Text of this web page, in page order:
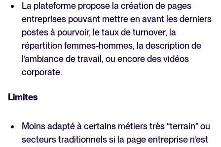
La plateforme propose la création de pages
entreprises pouvant mettre en avant les derniers
postes à pourvoir, le taux de turnover, la
répartition femmes-hommes, la description de
l’ambiance de travail, ou encore des vidéos
corporate.
Limites
Moins adapté à certains métiers très “terrain” ou
secteurs traditionnels si la page entreprise n’est